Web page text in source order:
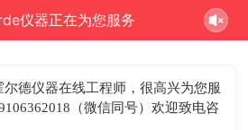
仪器正在为您服务
尔德仪器在线工程师，很高兴为您服
（微信同号）欢迎致电咨